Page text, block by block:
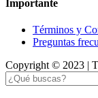
Importante
Términos y
Preguntas
Copyright © 2023 |